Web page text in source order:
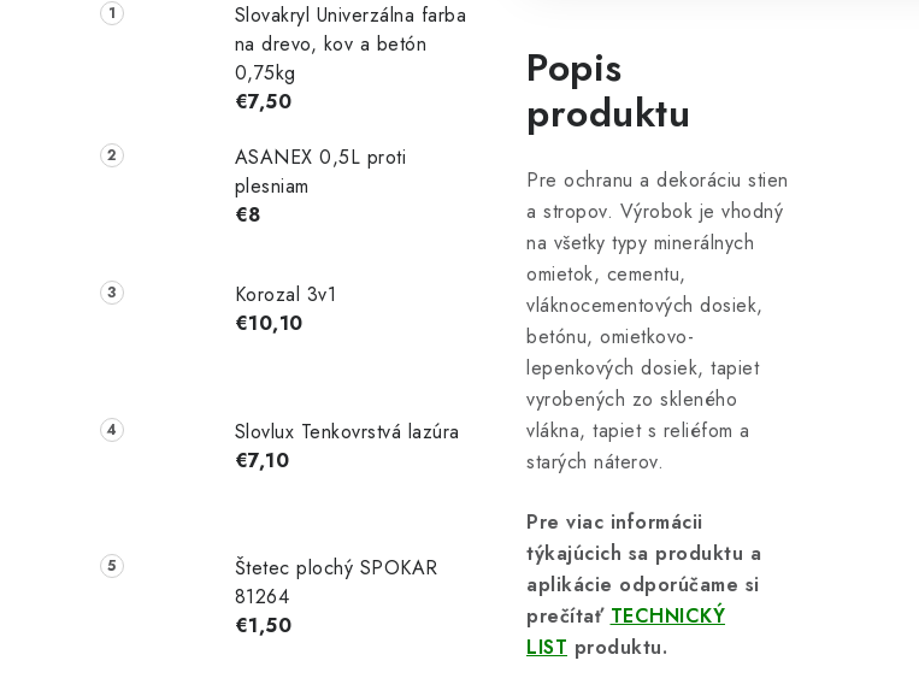
Slovakryl Univerzálna farba
na drevo, kov a betón
0,75kg
€7,50
ASANEX 0,5L proti
plesniam
€8
Korozal 3v1
€10,10
Slovlux Tenkovrstvá lazúra
€7,10
Štetec plochý SPOKAR
81264
€1,50
Popis
produktu
Pre ochranu a dekoráciu stien
a stropov. Výrobok je vhodný
na všetky typy minerálnych
omietok, cementu,
vláknocementových dosiek,
betónu, omietkovo-
lepenkových dosiek, tapiet
vyrobených zo skleného
vlákna, tapiet s reliéfom a
starých náterov.
Pre viac informácii
týkajúcich sa produktu a
aplikácie odporúčame si
prečítať TECHNICKÝ
LIST produktu.